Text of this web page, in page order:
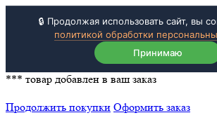
🔒 Продолжая использовать сайт, вы
политикой обработки
Принимаю
*** товар добавлен в ваш заказ
Продолжить покупки Оформить заказ